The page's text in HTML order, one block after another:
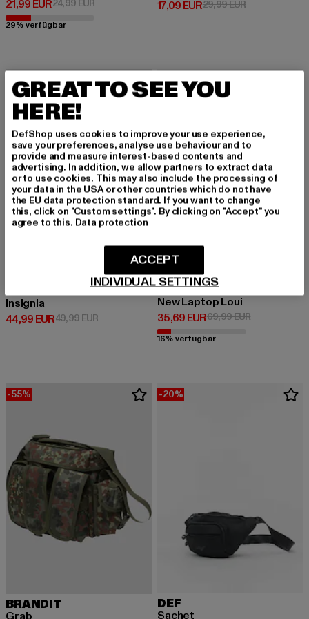
21,99 EUR
Derzeitiger Preis: 21,99 EUR
24,99 EUR
29% verfügbar
17,09 EUR
Derzeitiger Preis: 17,09 EUR
29,99 EURAktionspreis:
-10%
KARL KANI
Insignia
44,99 EUR
Derzeitiger Preis: 44,99 EUR
49,99 EURAktionspreis: 49,99 EUR
-49%
FORVERT
New Laptop Loui
35,69 EUR
Derzeitiger Preis: 35,69 EUR
69,99 EURAktionspreis:
16% verfügbar
-55%
BRANDIT
-20%
DEF
Sachet
GREAT TO SEE YOU
HERE!
DefShop uses cookies to improve your use experience,
save your preferences, analyse use behaviour and to
provide and measure interest-based contents and
advertising. In addition, we allow partners to extract data
or to use cookies. This may also include the processing of
your data in the USA or other countries which do not have
the EU data protection standard. If you want to change
this, click on "Custom settings". By clicking on "Accept" you
agree to this. Data protection
INDIVIDUAL SETTINGS
ACCEPT